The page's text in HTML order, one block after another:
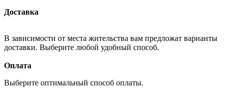
Доставка
В зависимости от места жительства вам предложат варианты
доставки. Выберите любой удобный способ.
Оплата
Выберите оптимальный способ оплаты.